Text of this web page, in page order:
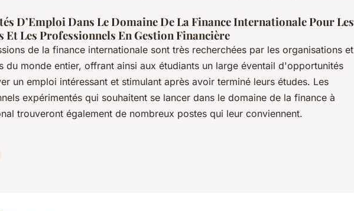
D’Emploi Dans Le Domaine De La Finance Internationale Pour Les
Et Les Professionnels En Gestion Financière
de la finance internationale sont très recherchées par les organisations et
du monde entier, offrant ainsi aux étudiants un large éventail d'opportunités
un emploi intéressant et stimulant après avoir terminé leurs études. Les
expérimentés qui souhaitent se lancer dans le domaine de la finance à
trouveront également de nombreux postes qui leur conviennent.